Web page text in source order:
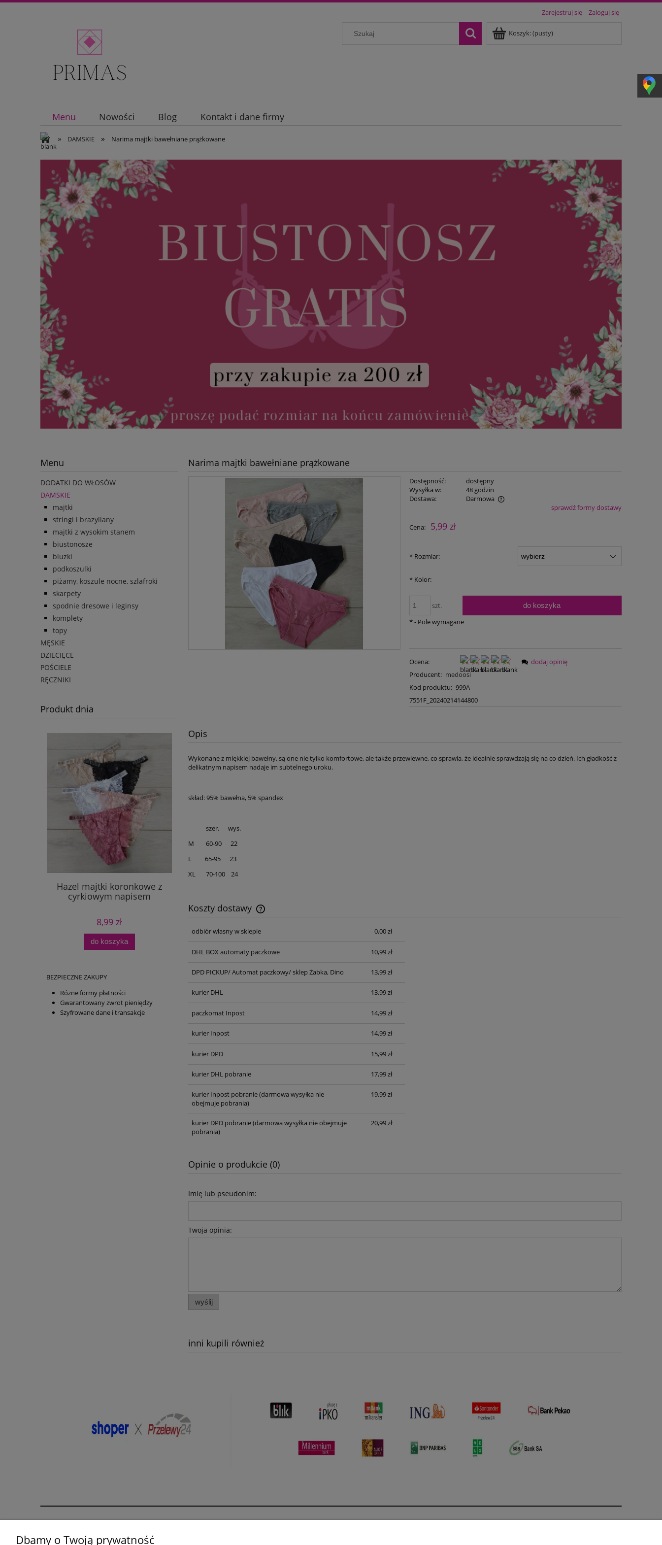
Zarejestruj się Zaloguj się
Koszyk:(pusty)
Menu Nowości Blog Kontakt i dane firmy
» DAMSKIE » Narima majtki bawełniane prążkowane
Menu
DODATKI DO WŁOSÓW
DAMSKIE
majtki
stringi i brazyliany
majtki z wysokim stanem
biustonosze
bluzki
podkoszulki
piżamy, koszule nocne, szlafroki
skarpety
spodnie dresowe i leginsy
komplety
topy
MĘSKIE
DZIECIĘCE
POŚCIELE
RĘCZNIKI
Produkt dnia
Hazel majtki koronkowe z
cyrkiowym napisem
8,99 zł
do koszyka
BEZPIECZNE ZAKUPY
Różne formy płatności
Gwarantowany zwrot pieniędzy
Szyfrowane dane i transakcje
Narima majtki bawełniane prążkowane
Dostępność:
dostępny
Wysyłka w:
48 godzin
Dostawa:
Darmowa
sprawdź formy dostawy
Cena: 5,99 zł
* Rozmiar:
* Kolor:
szt. do koszyka
*- Pole wymagane
Ocena:
Producent: medoosi
Kod produktu: 999A-
7551F_20240214144800
dodaj opinię
Opis
Wykonane z miękkiej bawełny, są one nie tylko komfortowe, ale także przewiewne, co sprawia, że idealnie sprawdzają się na co dzień. Ich gładkość z
delikatnym napisem nadaje im subtelnego uroku.
skład: 95% bawełna, 5% spandex
szer. wys.
M 60-90 22
L 65-95 23
XL 70-100 24
Koszty dostawy
Cena nie zawiera ewentualnych kosztów
odbiór własny w sklepie 0,00 zł
DHL BOX automaty paczkowe 10,99 zł
DPD PICKUP/ Automat paczkowy/ sklep Żabka, Dino 13,99 zł
kurier DHL 13,99 zł
paczkomat Inpost 14,99 zł
kurier Inpost 14,99 zł
kurier DPD 15,99 zł
kurier DHL pobranie 17,99 zł
kurier Inpost pobranie(darmowa wysyłka nie
obejmuje pobrania)
19,99 zł
kurier DPD pobranie(darmowa wysyłka nie obejmuje
pobrania)
20,99 zł
Opinie o produkcie (0)
Imię lub pseudonim:
Twoja opinia:
wyślij
inni kupili również
Dbamy o Twoją prywatność